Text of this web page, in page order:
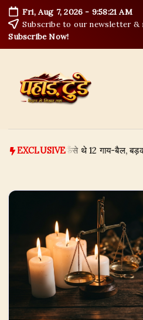
Skip
to
content
Fri, Aug 7, 2026 - 9:58:22 AM
Subscribe to our newsletter &
Subscribe Now!
EXCLUSIVE
में फँसे थे 12 गाय-बैल, बड़कोट फायर